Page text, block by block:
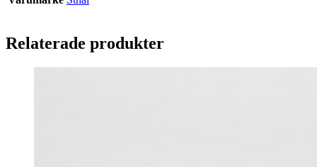
Relaterade produkter